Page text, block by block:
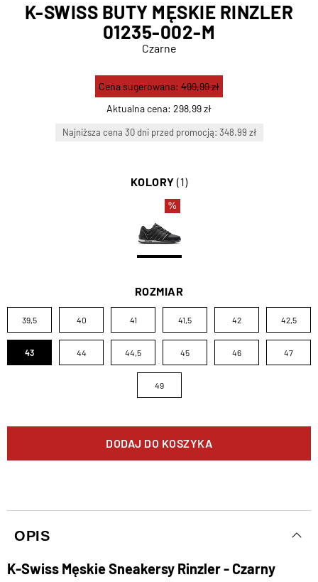
K-SWISS BUTY MĘSKIE RINZLER
01235-002-M
Czarne
Aktualna cena: 298,99 zł
Cena sugerowana: 499,99 zł
Najniższa cena 30 dni przed promocją: 348.99 zł
KOLORY (1)
%
ROZMIAR
39,5 40 41 41,5 42 42,5
43 44 44,5 45 46 47
49
DODAJ DO KOSZYKA
OPIS
K-Swiss Męskie Sneakersy Rinzler - Czarny